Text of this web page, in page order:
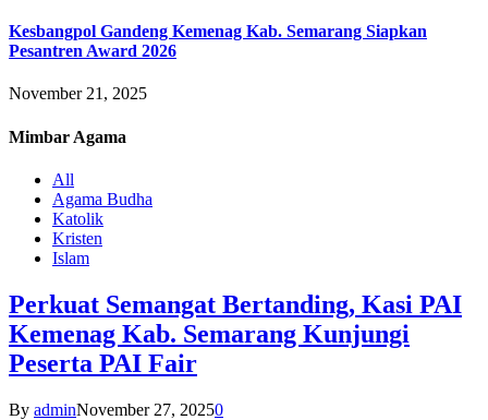
Kesbangpol Gandeng Kemenag Kab. Semarang Siapkan
Pesantren Award 2026
November 21, 2025
Mimbar Agama
All
Agama Budha
Katolik
Kristen
Islam
Perkuat Semangat Bertanding, Kasi PAI
Kemenag Kab. Semarang Kunjungi
Peserta PAI Fair
By adminNovember 27, 20250